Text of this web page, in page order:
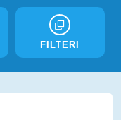
FILTERI